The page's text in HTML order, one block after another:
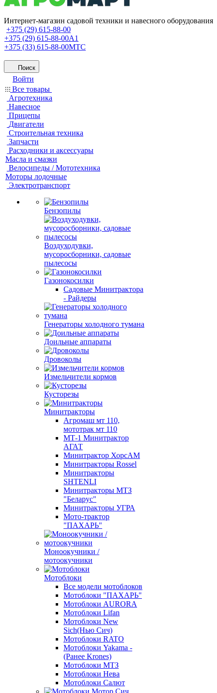
Интернет-магазин садовой техники и навесного оборудования
+375 (29) 615-88-00
+375 (29) 615-88-00A1
+375 (33) 615-88-00МТС
Поиск
Войти
Все товары
Агротехника
Навесное
Прицепы
Двигатели
Строительная техника
Запчасти
Расходники и аксессуары
Масла и смазки
Велосипеды / Мототехника
Моторы лодочные
Электротранспорт
Бензопилы
Воздуходувки,
мусоросборники, cадовые
пылесосы
Газонокосилки
Садовые Минитрактора
- Райдеры
Генераторы холодного тумана
Доильные аппараты
Дровоколы
Измельчители кормов
Кусторезы
Минитракторы
Агромаш мт 110,
мототрак мт 110
МТ-1 Минитрактор
АГАТ
Минитрактор ХорсАМ
Минитракторы Rossel
Минитракторы
SHTENLI
Минитракторы МТЗ
"Беларус"
Минитракторы УГРА
Мото-трактор
"ПАХАРЬ"
Моноокучники /
мотоокучники
Мотоблоки
Все модели мотоблоков
Мотоблоки "ПАХАРЬ"
Мотоблоки AURORA
Мотоблоки Lifan
Мотоблоки New
Sich(Нью Сич)
Мотоблоки RATO
Мотоблоки Yakama -
(Ранее Krones)
Мотоблоки МТЗ
Мотоблоки Нева
Мотоблоки Салют